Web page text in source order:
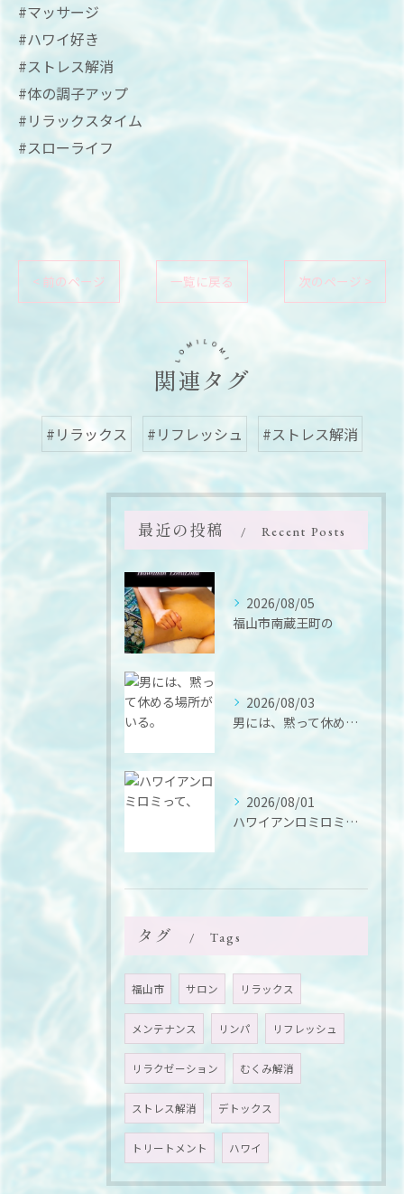
#マッサージ
#ハワイ好き
#ストレス解消
#体の調子アップ
#リラックスタイム
#スローライフ
< 前のページ 一覧に戻る 次のページ >
関連タグ
#リラックス #リフレッシュ #ストレス解消
最近の投稿 Recent Posts
2026/08/05
福山市南蔵王町の
2026/08/03
男には、黙って休める場所がいる。
2026/08/01
ハワイアンロミロミって、
タグ Tags
福山市 サロン リラックス
メンテナンス リンパ リフレッシュ
リラクゼーション むくみ解消
ストレス解消 デトックス
トリートメント ハワイ